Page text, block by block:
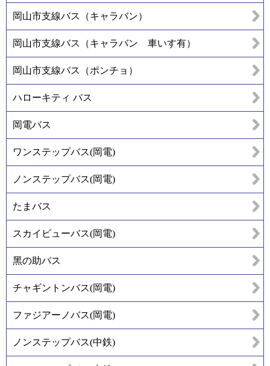
岡山市支線バス（キャラバン）
岡山市支線バス（キャラバン 車いす有）
岡山市支線バス（ポンチョ）
ハローキティ バス
岡電バス
ワンステップバス(岡電)
ノンステップバス(岡電)
たまバス
スカイビューバス(岡電)
黑の助バス
チャギントンバス(岡電)
ファジアーノバス(岡電)
ノンステップバス(中鉄)